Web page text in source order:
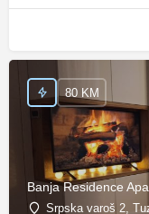
Banja Residence
Srpska varoš 2,
80 KM